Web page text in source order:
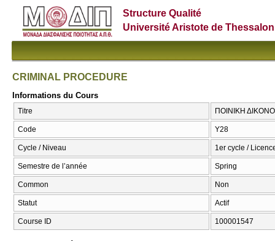
Structure Qualité
Université Aristote de
CRIMINAL PROCEDURE
Informations du Cours
Titre ΠΟΙΝΙΚΗ
Code Υ28
Cycle / Niveau 1er cycle /
Semestre de l’année Spring
Common Non
Statut Actif
Course ID 100001547